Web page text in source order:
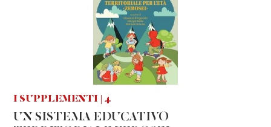
I SUPPLEMENTI | 4
UN SISTEMA EDUCATIVO